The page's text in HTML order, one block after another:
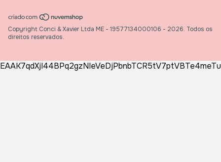
Copyright Conci & Xavier Ltda ME - 19577134000106 - 2026. Todos os
direitos reservados.